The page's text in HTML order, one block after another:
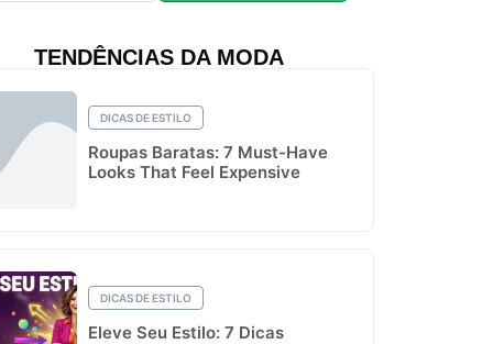
TENDÊNCIAS DA MODA
DICAS DE ESTILO
Roupas Baratas: 7 Must-Have
Looks That Feel Expensive
DICAS DE ESTILO
Eleve Seu Estilo: 7 Dicas